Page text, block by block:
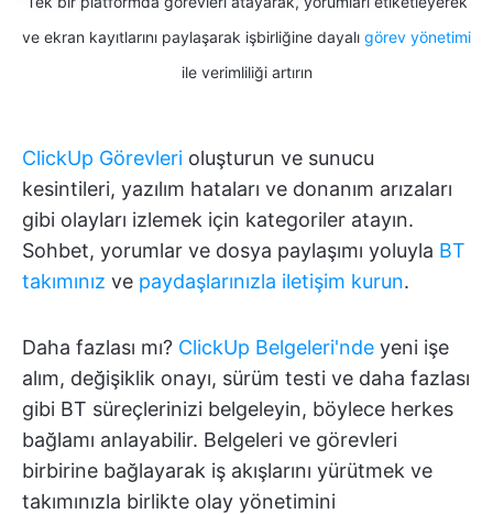
ve ekran kayıtlarını paylaşarak işbirliğine dayalı görev yönetimi
ile verimliliği artırın
ClickUp Görevleri oluşturun ve sunucu
kesintileri, yazılım hataları ve donanım arızaları
gibi olayları izlemek için kategoriler atayın.
Sohbet, yorumlar ve dosya paylaşımı yoluyla BT
takımınız ve paydaşlarınızla iletişim kurun.
Daha fazlası mı? ClickUp Belgeleri'nde yeni işe
alım, değişiklik onayı, sürüm testi ve daha fazlası
gibi BT süreçlerinizi belgeleyin, böylece herkes
bağlamı anlayabilir. Belgeleri ve görevleri
birbirine bağlayarak iş akışlarını yürütmek ve
takımınızla birlikte olay yönetimini